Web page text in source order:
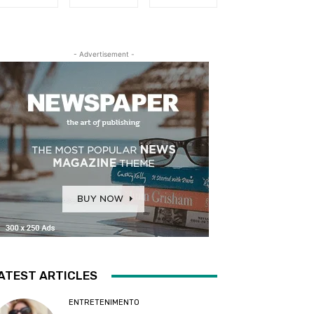
- Advertisement -
ARTICLES
ENTRETENIMENTO